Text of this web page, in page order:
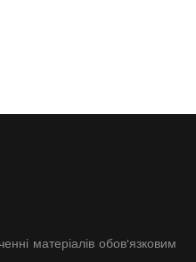
матеріалів обов'язковим